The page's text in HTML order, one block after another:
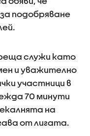
подобряване
служи като
и уважително
участници в
70 минути
на
от лигата.